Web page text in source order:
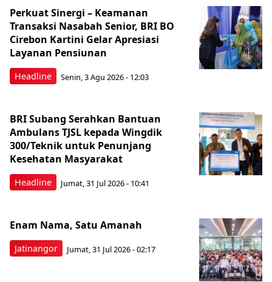
Headline
Perkuat Sinergi – Keamanan
Transaksi Nasabah Senior, BRI BO
Cirebon Kartini Gelar Apresiasi
Layanan Pensiunan
Senin, 3 Agu 2026 - 12:03
Headline
BRI Subang Serahkan Bantuan
Ambulans TJSL kepada Wingdik
300/Teknik untuk Penunjang
Kesehatan Masyarakat ​
Jumat, 31 Jul 2026 - 10:41
Jatinangor
Enam Nama, Satu Amanah
Jumat, 31 Jul 2026 - 02:17